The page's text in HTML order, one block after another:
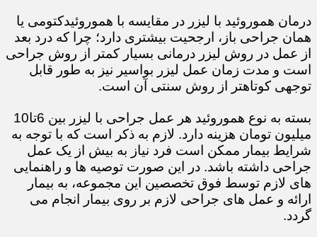
درمان هموروئید با لیزر در مقایسه با هموروئیدکتومی یا
همان جراحی باز، ارجحیت بیشتری دارد؛ چرا که درد بعد
از عمل در روش لیزر درمانی بسیار کمتر از روش جراحی
است و مدت زمان عمل لیزر بواسیر نیز به طور قابل
توجهی کوتاهتر از روش سنتی آن است.
بسته به نوع هموروئید هر عمل جراحی با لیزر بین 6تا10
میلیون تومان هزینه دارد. لازم به ذکر است که با توجه به
شرایط بیمار ممکن است فرد نیاز به بیش از یک عمل
جراحی داشته باشد. در این صورت توصیه ها و راهنمایی
های لازم توسط فوق تخصصین این مجموعه، به بیمار
ارائه و عمل های جراحی لازم بر روی بیمار انجام می
گردد.